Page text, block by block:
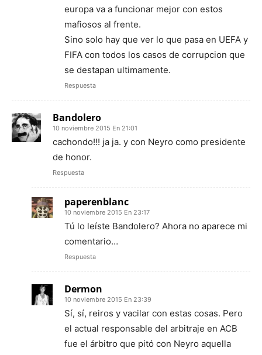
europa va a funcionar mejor con estos
mafiosos al frente.
Sino solo hay que ver lo que pasa en UEFA y
FIFA con todos los casos de corrupcion que
se destapan ultimamente.
Respuesta
Bandolero
10 noviembre 2015 En 21:01
cachondo!!! ja ja. y con Neyro como presidente
de honor.
Respuesta
paperenblanc
10 noviembre 2015 En 23:17
Tú lo leíste Bandolero? Ahora no aparece mi
comentario…
Respuesta
Dermon
10 noviembre 2015 En 23:39
Sí, sí, reiros y vacilar con estas cosas. Pero
el actual responsable del arbitraje en ACB
fue el árbitro que pitó con Neyro aquella